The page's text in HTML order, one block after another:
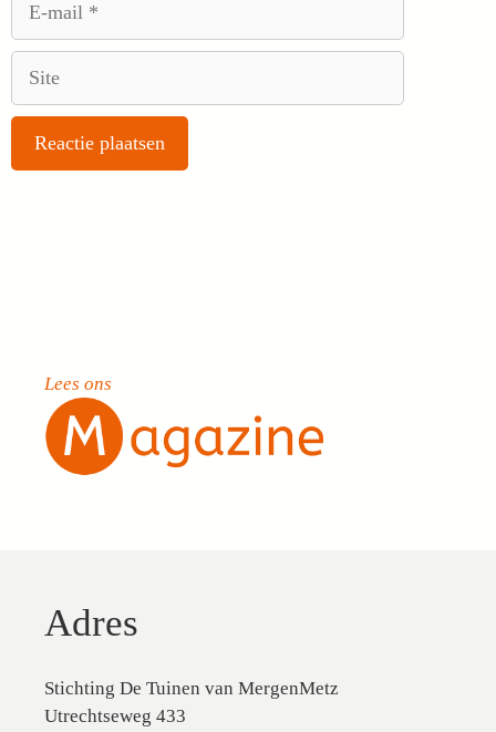
Lees ons
Adres
Stichting De Tuinen van MergenMetz
Utrechtseweg 433